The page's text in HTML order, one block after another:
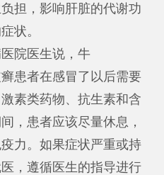
担，影响肝脏的代谢功
状。
院医生说，牛
癣患者在感冒了以后需要
素类药物、抗生素和含
，患者应该尽量休息，
力。如果症状严重或持
，遵循医生的指导进行